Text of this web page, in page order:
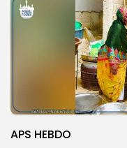
APS HEBDO